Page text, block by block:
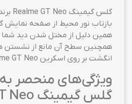
بازتاب نور محیط از صفحه
همین دلیل از مختل شدن دید شما
همچنین سطح آن مانع از نشستن
انگشت بر روی اسکرین Realme GT Neo می‌شود.
ویژگی‌های منحصر
گلس گیمینگ Realme GT Neo